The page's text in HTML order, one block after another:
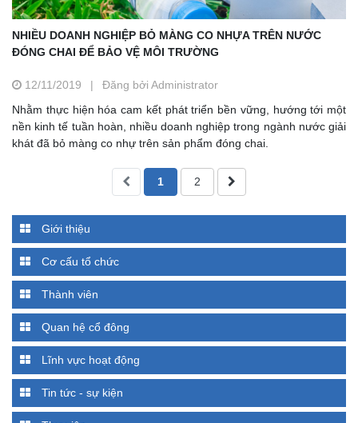
Giới thiệu
Cơ cấu tổ chức
Thành viên
Quan hệ cổ đông
Lĩnh vực hoạt động
Tin tức - sự kiện
NHIỀU DOANH NGHIỆP BỎ MÀNG CO NHỰA TRÊN NƯỚC
ĐÓNG CHAI ĐỂ BẢO VỆ MÔI TRƯỜNG
12/11/2019 | Đăng bởi Administrator
Nhằm thực hiện hóa cam kết phát triển bền vững, hướng tới một
nền kinh tế tuần hoàn, nhiều doanh nghiệp trong ngành nước giải
khát đã bỏ màng co nhự trên sản phẩm đóng chai.
1 2